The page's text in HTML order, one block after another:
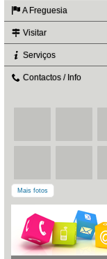
A Freguesia
Visitar
Serviços
Contactos / Info
Mais fotos